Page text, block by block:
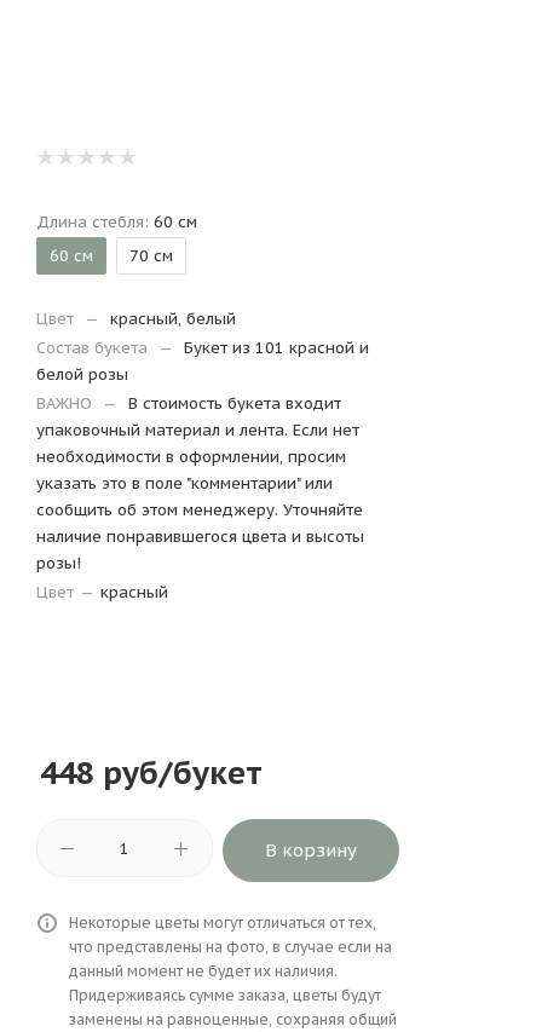
Длина стебля: 60 см
60 см
70 см
Цвет —
красный, белый
Состав букета
—
Букет из 101 красной и
белой розы
ВАЖНО
—
В стоимость букета входит
упаковочный материал и лента. Если нет
необходимости в оформлении, просим
указать это в поле "комментарии" или
сообщить об этом менеджеру. Уточняйте
наличие понравившегося цвета и высоты
розы!
Цвет — красный
448 руб/букет
В корзину
Некоторые цветы могут отличаться от тех,
что представлены на фото, в случае если на
данный момент не будет их наличия.
Придерживаясь сумме заказа, цветы будут
заменены на равноценные, сохраняя общий